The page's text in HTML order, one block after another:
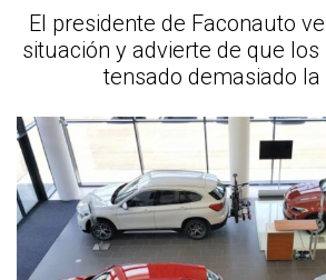
El presidente de Faconauto
situación y advierte de que
tensado demasiado